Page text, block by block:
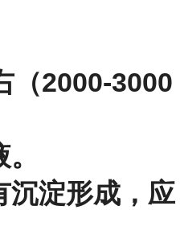
（2000-3000
沉淀形成，应